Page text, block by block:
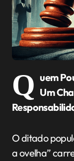
Q uem
Um
O ditado
a ovelha”